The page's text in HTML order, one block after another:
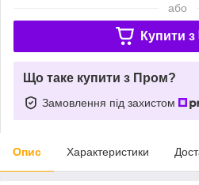
або
Купити з
Що таке купити з Пром?
Замовлення під захистом
Опис Характеристики